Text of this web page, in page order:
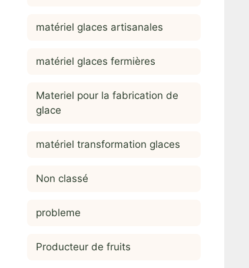
matériel glaces artisanales
matériel glaces fermières
Materiel pour la fabrication de
glace
matériel transformation glaces
Non classé
probleme
Producteur de fruits